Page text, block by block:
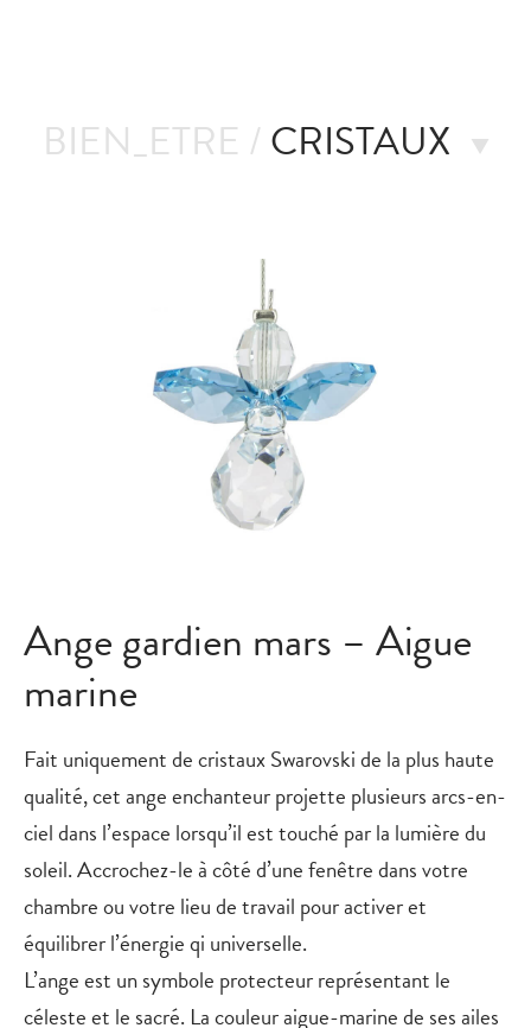
BIEN_ETRE / CRISTAUX
Ange gardien mars – Aigue
marine
Fait uniquement de cristaux Swarovski de la plus haute
qualité, cet ange enchanteur projette plusieurs arcs-en-
ciel dans l’espace lorsqu’il est touché par la lumière du
soleil. Accrochez-le à côté d’une fenêtre dans votre
chambre ou votre lieu de travail pour activer et
équilibrer l’énergie qi universelle.
L’ange est un symbole protecteur représentant le
céleste et le sacré. La couleur aigue-marine de ses ailes